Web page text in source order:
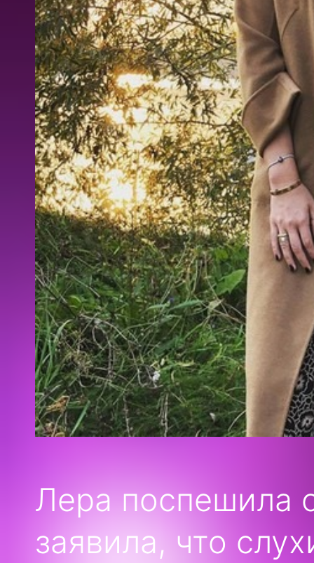
Лера поспешила
заявила, что